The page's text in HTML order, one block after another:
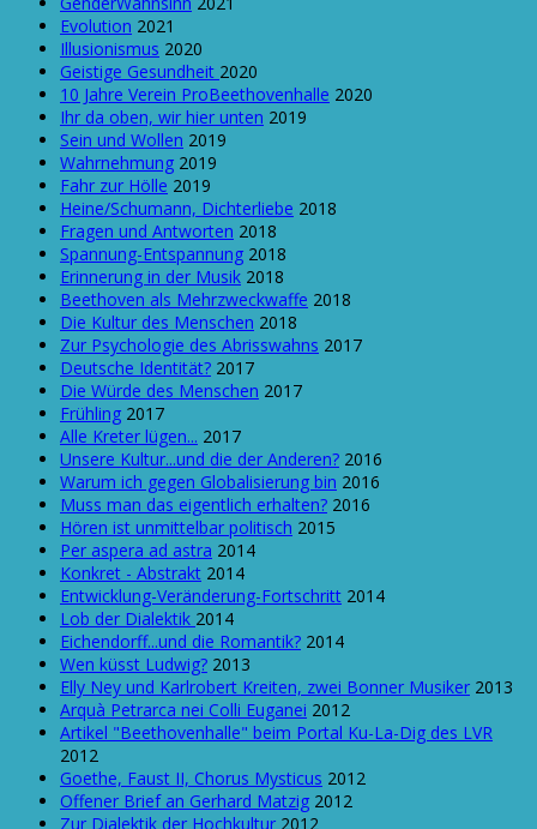
Evolution 2021
Illusionismus 2020
Geistige Gesundheit 2020
10 Jahre Verein ProBeethovenhalle 2020
Ihr da oben, wir hier unten 2019
Sein und Wollen 2019
Wahrnehmung 2019
Fahr zur Hölle 2019
Heine/Schumann, Dichterliebe 2018
Fragen und Antworten 2018
Spannung-Entspannung 2018
Erinnerung in der Musik 2018
Beethoven als Mehrzweckwaffe 2018
Die Kultur des Menschen 2018
Zur Psychologie des Abrisswahns 2017
Deutsche Identität? 2017
Die Würde des Menschen 2017
Frühling 2017
Alle Kreter lügen... 2017
Unsere Kultur...und die der Anderen? 2016
Warum ich gegen Globalisierung bin 2016
Muss man das eigentlich erhalten? 2016
Hören ist unmittelbar politisch 2015
Per aspera ad astra 2014
Konkret - Abstrakt 2014
Entwicklung-Veränderung-Fortschritt 2014
Lob der Dialektik 2014
Eichendorff...und die Romantik? 2014
Wen küsst Ludwig? 2013
Elly Ney und Karlrobert Kreiten, zwei Bonner Musiker 2013
Arquà Petrarca nei Colli Euganei 2012
Artikel "Beethovenhalle" beim Portal Ku-La-Dig des LVR
2012
Goethe, Faust II, Chorus Mysticus 2012
Offener Brief an Gerhard Matzig 2012
Zur Dialektik der Hochkultur 2012